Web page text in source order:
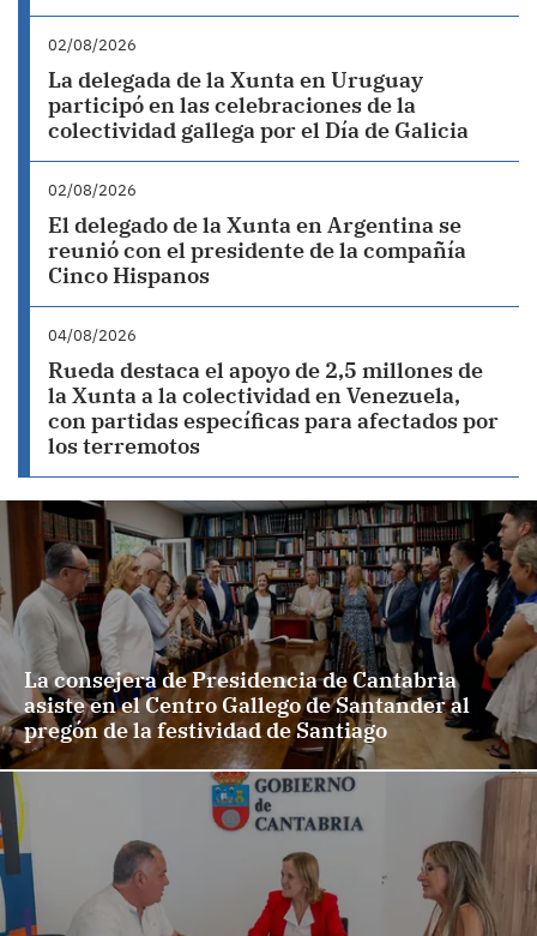
02/08/2026
La delegada de la Xunta en Uruguay
participó en las celebraciones de la
colectividad gallega por el Día de Galicia
02/08/2026
El delegado de la Xunta en Argentina se
reunió con el presidente de la compañía
Cinco Hispanos
04/08/2026
Rueda destaca el apoyo de 2,5 millones de
la Xunta a la colectividad en Venezuela,
con partidas específicas para afectados por
los terremotos
La consejera de Presidencia de Cantabria
asiste en el Centro Gallego de Santander al
pregón de la festividad de Santiago